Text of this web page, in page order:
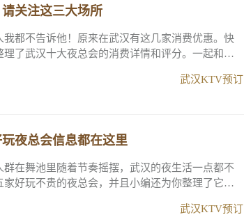
关注这三大场所
都不告诉他！原来在武汉有这几家消费优惠。快
了武汉十大夜总会的消费详情和评分。一起和我
低消多少...
武汉KTV预订
夜总会信息都在这里
在舞池里随着节奏摇摆，武汉的夜生活一点都不
好玩不贵的夜总会，并且小编还为你整理了它们
缤纷国际...
武汉KTV预订